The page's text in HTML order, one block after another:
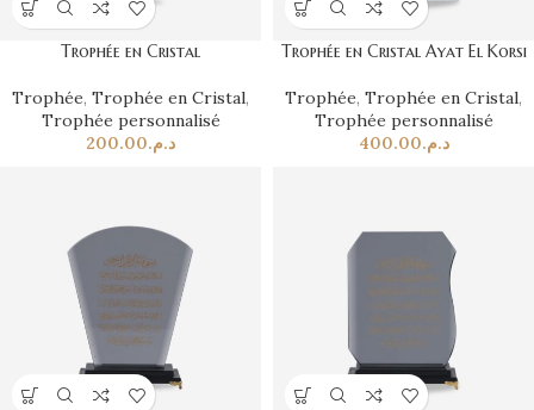
Trophée en Cristal
Trophée, Trophée en Cristal,
Trophée personnalisé
د.م.200.00
Trophée en Cristal Ayat El Korsi
Trophée, Trophée en Cristal,
Trophée personnalisé
د.م.400.00